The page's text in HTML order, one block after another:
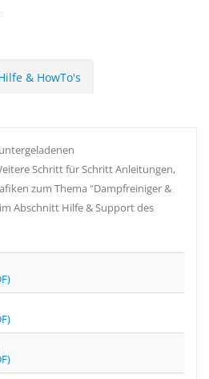
& HowTo's
Schritt für Schritt Anleitungen,
zum Thema "Dampfreiniger &
Abschnitt Hilfe & Support des